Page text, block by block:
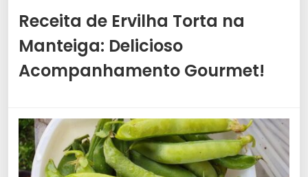
Receita de Ervilha Torta na
Manteiga: Delicioso
Acompanhamento Gourmet!